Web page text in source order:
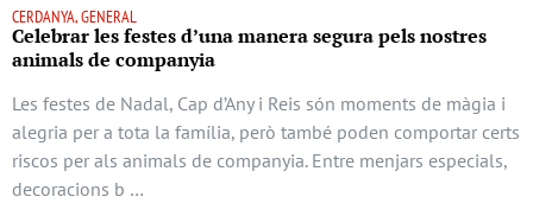
CERDANYA, GENERAL
Celebrar les festes d’una manera segura pels nostres
animals de companyia
Les festes de Nadal, Cap d’Any i Reis són moments de màgia i
alegria per a tota la família, però també poden comportar certs
riscos per als animals de companyia. Entre menjars especials,
decoracions b …